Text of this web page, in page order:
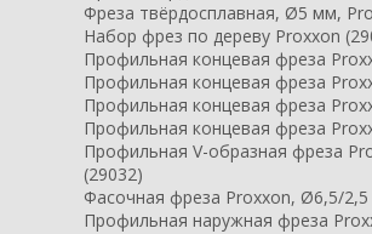
Фреза твёрдосплавная, Ø5 мм,
Набор фрез по дереву Proxxon
Профильная концевая фреза
Профильная концевая фреза
Профильная концевая фреза
Профильная концевая фреза
Профильная V-образная фреза
(29032)
Фасочная фреза Proxxon, Ø6,5/
Профильная наружная фреза